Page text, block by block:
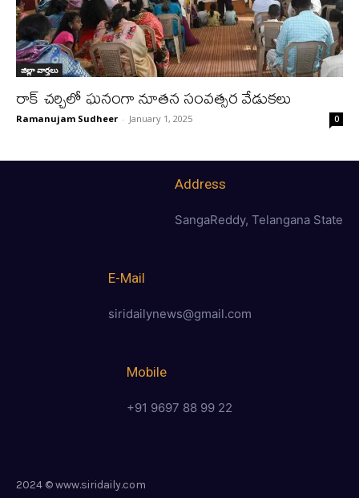
జిల్లా వార్త‌లు
రాక్ చర్చిలో ఘనంగా నూతన సంవత్సర వేడుకలు
Ramanujam Sudheer - January 1, 2025 0
Address
SangaReddy, Telangana State
E-Mail
siridailynews@gmail.com
Mobile
+91 9697 88 99 22
2024 © www.siridaily.com